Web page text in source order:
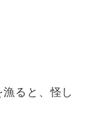
ると、怪し